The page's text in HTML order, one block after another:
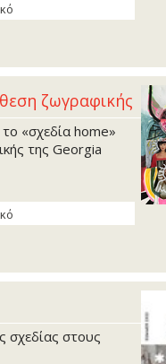
ζωγραφικής
«σχεδία home»
της Georgia
σχεδίας στους